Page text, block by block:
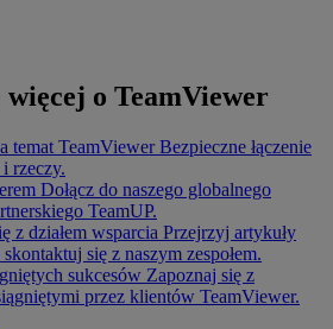
więcej o TeamViewer
temat TeamViewer Bezpieczne łączenie
rzeczy.
Dołącz do naszego globalnego
TeamUP.
z działem wsparcia Przejrzyj artykuły
się z naszym zespołem.
sukcesów Zapoznaj się z
przez klientów TeamViewer.